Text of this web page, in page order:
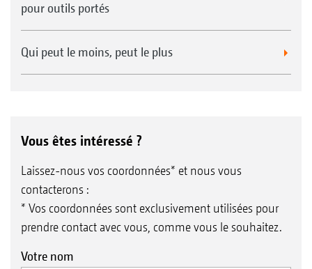
pour outils portés
Qui peut le moins, peut le plus
Vous êtes intéressé ?
Laissez-nous vos coordonnées* et nous vous
contacterons :
* Vos coordonnées sont exclusivement utilisées pour
prendre contact avec vous, comme vous le souhaitez.
Votre nom